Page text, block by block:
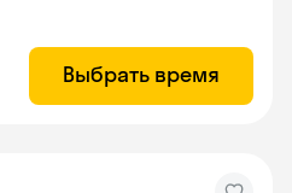
Выбрать время